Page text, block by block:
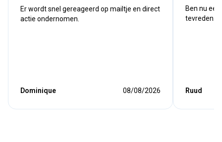
Er wordt snel gereageerd op mailtje en direct
actie ondernomen.
Dominique 08/08/2026
Ben nu
tevreden.
Ruud